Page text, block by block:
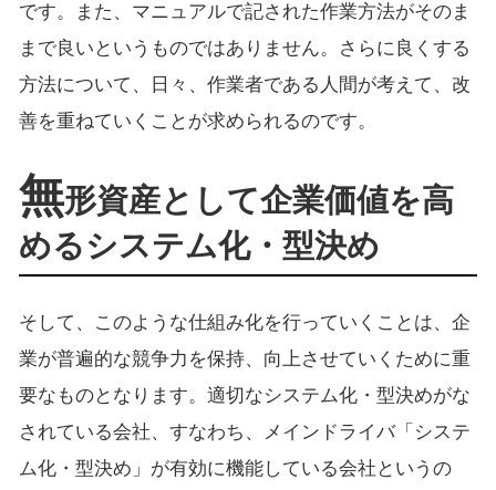
です。また、マニュアルで記された作業方法がそのま
まで良いというものではありません。さらに良くする
方法について、日々、作業者である人間が考えて、改
善を重ねていくことが求められるのです。
無形資産として企業価値を高
めるシステム化・型決め
そして、このような仕組み化を行っていくことは、企
業が普遍的な競争力を保持、向上させていくために重
要なものとなります。適切なシステム化・型決めがな
されている会社、すなわち、メインドライバ「システ
ム化・型決め」が有効に機能している会社というの